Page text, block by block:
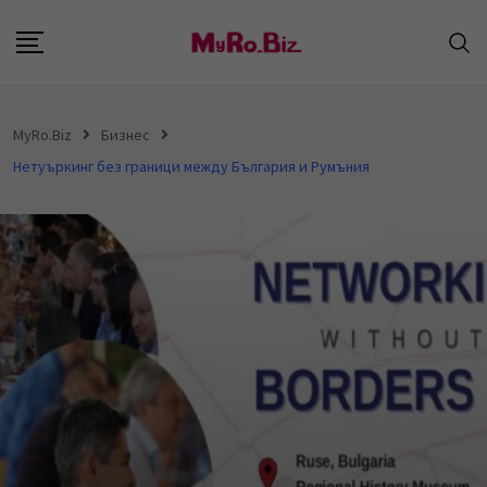
o
n
n
t
MyRo.Biz
Бизнес
Нетуъркинг без граници между България и Румъния